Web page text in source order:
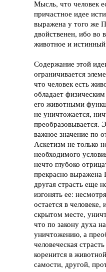
Мысль, что человек
причастное идее
выражена у того же
двойственен, ибо во
животное и
Содержание этой
ограничивается
что человек есть
обладает
его животными
не уничтожается,
преобразовывается.
важное значение по
Аскетизм не только
необходимого
нечто глубоко
прекрасно выражена
другая страсть еще
изгонять ее:
остается в
скрытом месте,
что по закону духа
уничтожению, а
человеческая
коренится в
самости, другой,